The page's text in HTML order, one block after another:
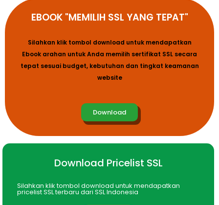
EBOOK "MEMILIH SSL YANG TEPAT"
Silahkan klik tombol download untuk mendapatkan
Ebook arahan untuk Anda memilih sertifikat SSL secara
tepat sesuai budget, kebutuhan dan tingkat keamanan
website
Download
Download Pricelist SSL
Silahkan klik tombol download untuk mendapatkan
pricelist SSL terbaru dari SSL Indonesia